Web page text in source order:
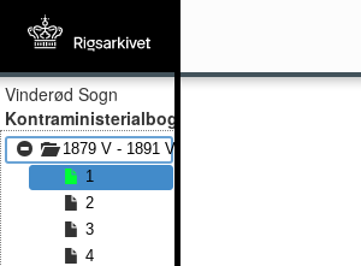
Vinderød Sogn
Kontraministerialbog
1879 V - 1891 V
1
2
3
4